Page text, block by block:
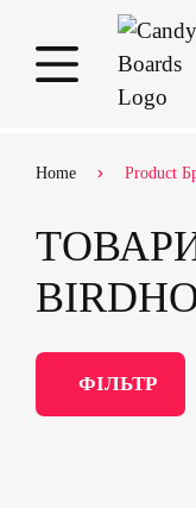
Home Product
ФІЛЬТР